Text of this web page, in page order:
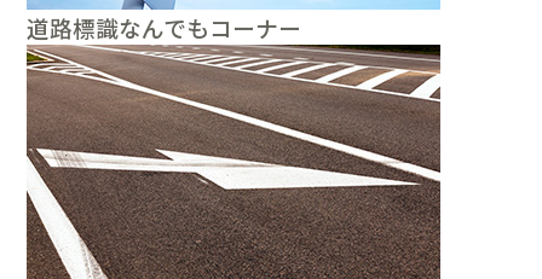
道路標識なんでもコーナー